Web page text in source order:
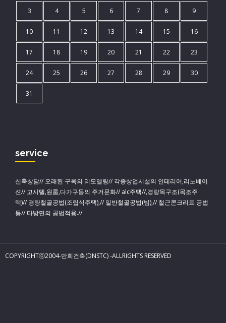
3 4 5 6 7 8 9
10 11 12 13 14 15 16
17 18 19 20 21 22 23
24 25 26 27 28 29 30
31
service
신축상담// 오래된 구옥의 리모델링// 각종상업시설의 인테리어,리노베이
션// 고시텔,원룸,다가구등의 주거문화// alc주택//,경량목구조(목조주
택)// 경량철골공법(조립식주택),// 일반철골공법(빔),// 철근콘크리트 공법
등// 다방면의 공법적용.//
COPYRIGHTⓒ2004-만희건축(DNSTC) -ALLRIGHTS RESERVED